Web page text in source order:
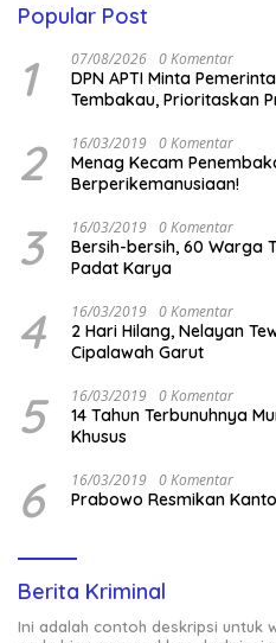
Popular Post
1 07/08/2026 0 Komentar
DPN APTI Minta
Tembakau, Prioritaskan
2 16/03/2019 0 Komentar
Menag Kecam
Berperikemanusiaan!
3 16/03/2019 0 Komentar
Bersih-bersih, 60 Warga
Padat Karya
4 16/03/2019 0 Komentar
2 Hari Hilang, Nelayan
Cipalawah Garut
5 16/03/2019 0 Komentar
14 Tahun Terbunuhnya
Khusus
6 16/03/2019 0 Komentar
Prabowo Resmikan
Berita Kriminal
Ini adalah contoh deskripsi untuk